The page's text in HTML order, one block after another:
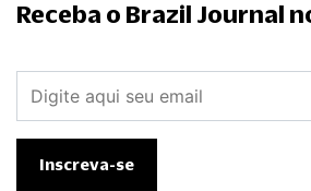
Receba o Brazil Journal